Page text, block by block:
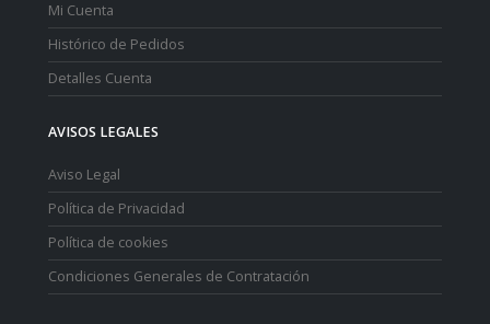
Mi Cuenta
Histórico de Pedidos
Detalles Cuenta
AVISOS LEGALES
Aviso Legal
Política de Privacidad
Política de cookies
Condiciones Generales de Contratación